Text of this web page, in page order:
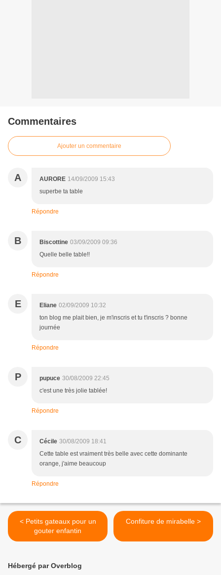
Commentaires
Ajouter un commentaire
A AURORE 14/09/2009 15:43
superbe ta table
Répondre
B Biscottine 03/09/2009 09:36
Quelle belle table!!
Répondre
E Eliane 02/09/2009 10:32
ton blog me plait bien, je m'inscris et tu t'inscris ? bonne
journée
Répondre
P pupuce 30/08/2009 22:45
c'est une très jolie tablée!
Répondre
C Cécile 30/08/2009 18:41
Cette table est vraiment très belle avec cette dominante
orange, j'aime beaucoup
Répondre
< Petits gateaux pour un
gouter enfantin
Confiture de mirabelle >
Hébergé par Overblog